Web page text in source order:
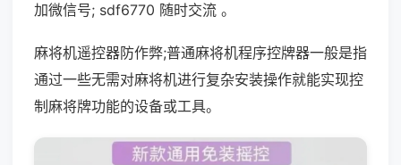
加微信号; sdf6770 随时交流 。
麻将机遥控器防作弊;普通麻将机程序控牌器一般是指
通过一些无需对麻将机进行复杂安装操作就能实现控
制麻将牌功能的设备或工具。